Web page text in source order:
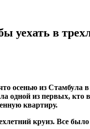
уехать в
осенью из Стамбула
из первых, кто
квартиру.